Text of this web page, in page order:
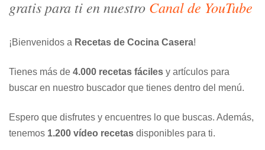
gratis para ti en nuestro Canal de YouTube
¡Bienvenidos a Recetas de Cocina Casera!
Tienes más de 4.000 recetas fáciles y artículos para
buscar en nuestro buscador que tienes dentro del menú.
Espero que disfrutes y encuentres lo que buscas. Además,
tenemos 1.200 vídeo recetas disponibles para ti.